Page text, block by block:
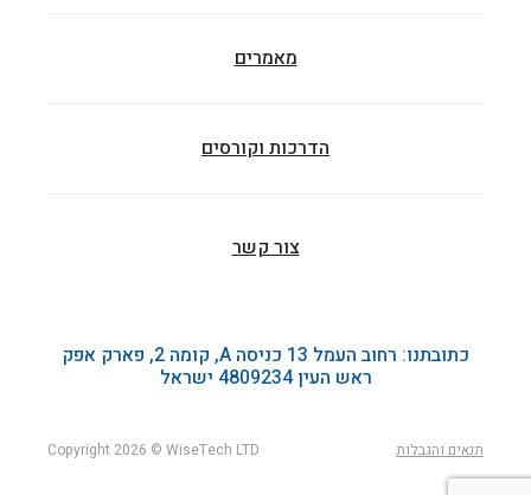
מאמרים
הדרכות וקורסים
צור קשר
כתובתנו: רחוב העמל 13 כניסה A, קומה 2, פארק אפק
ראש העין 4809234 ישראל
Copyright 2026 © WiseTech LTD תנאים והגבלות